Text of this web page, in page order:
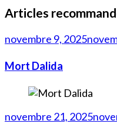
Articles
novembre 9, 2025
Mort Dalida
novembre 21, 2025